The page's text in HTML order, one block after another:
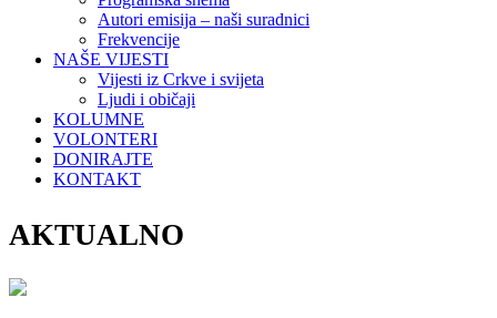
Autori emisija – naši suradnici
Frekvencije
NAŠE VIJESTI
Vijesti iz Crkve i svijeta
Ljudi i običaji
KOLUMNE
VOLONTERI
DONIRAJTE
KONTAKT
AKTUALNO